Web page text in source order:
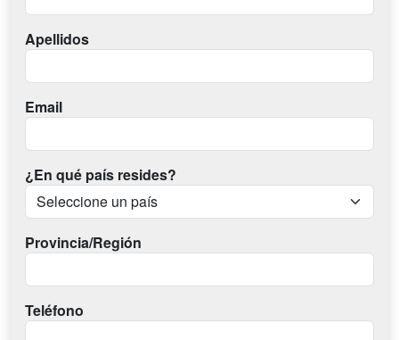
Apellidos
Email
¿En qué país resides?
Provincia/Región
Teléfono